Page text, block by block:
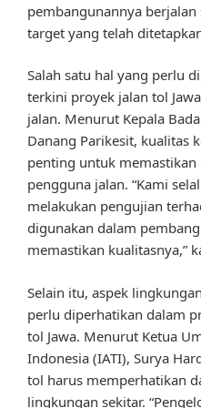
pembangunannya berjalan
target yang telah
Salah satu hal yang perlu
terkini proyek jalan tol
jalan. Menurut Kepala
Danang Parikesit, kualitas
penting untuk memastikan
pengguna jalan. “Kami
melakukan pengujian
digunakan dalam
memastikan kualitasnya,”
Selain itu, aspek
perlu diperhatikan dalam
tol Jawa. Menurut Ketua
Indonesia (IATI), Surya
tol harus memperhatikan
lingkungan sekitar.